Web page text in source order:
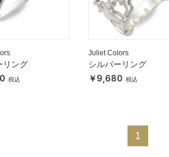
リング
Juliet Colors
シルバーリング
9,680
1